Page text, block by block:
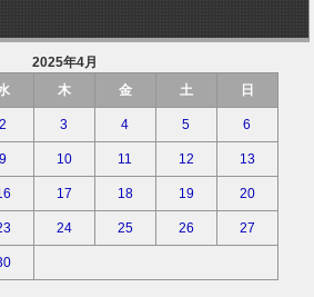
2025年4月
木 金 土 日
2 3 4 5 6
9 10 11 12 13
17 18 19 20
24 25 26 27